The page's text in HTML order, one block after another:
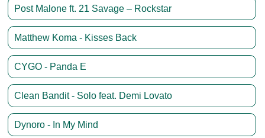
Post Malone ft. 21 Savage – Rockstar
Matthew Koma - Kisses Back
CYGO - Panda E
Clean Bandit - Solo feat. Demi Lovato
Dynoro - In My Mind